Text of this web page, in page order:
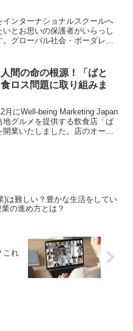
インターナショナルスクールへ
いとお思いの保護者がいらっし
。グローバル社会・ボーダレス
スクールといっても欧米式のイ
ショナルスクールだけではあり
今回は、インド式インターナシ
クールについてご紹介します。
間の命の根源！「ばと
ロス問題に取り組みま
月にWell-being Marketing Japan
地グルメを提供する飲食店「ば
開業いたしました。店のオープ
)は難しい？豊かな生活をしてい
の進め方とは？
これ